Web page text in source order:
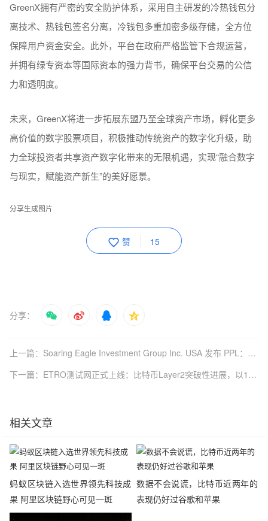
GreenX拥有严密的安全防护体系，采用自主研发的冷热钱包分
离技术、热钱包签名分离，冷钱包多重加密多级存储，全方位
保障用户资金安全。此外，平台在政府严格监管下合规运营，
并拥有绿专资本等国际资本的强力背书，确保平台交易的公信
力和透明度。
未来，GreenX将进一步拓展东盟乃至全球资产市场，孵化更多
高价值的数字股票项目，积极推动传统资产的数字化升级，助
力全球投资者共享资产数字化带来的无限机遇，实现“融合数字
与现实，赋能资产新生”的美好愿景。
分享生成图片
赞 15
分享：
上一篇：Soaring Eagle Investment Group Inc. USA 发布 PPL：下一代支持裸眼3D创新的区块链生态系统
下一篇：ETRO测试网正式上线：比特币Layer2突破性进展，以120万TPS叩响Web3.0时代大门‌
相关文章
蚂蚁区块链入选世界领先科技成
果 阿里区块链野心可见一斑
数据不会说谎，比特币近两年的
表现仍好过谷歌和苹果